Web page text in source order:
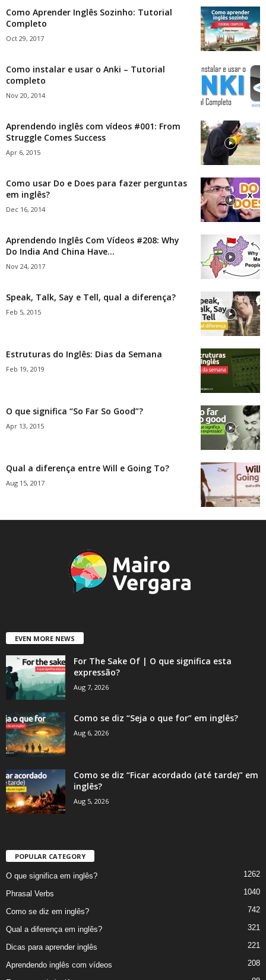
Como Aprender Inglês Sozinho: Tutorial
Completo
Oct 29, 2017
Como instalar e usar o Anki – Tutorial
completo
Nov 20, 2014
Aprendendo inglês com vídeos #001: From
Struggle Comes Success
Apr 6, 2015
Como usar Do e Does para fazer perguntas
em inglês?
Dec 16, 2014
Aprendendo Inglês Com Vídeos #208: Why
Do India And China Have...
Nov 24, 2017
Speak, Talk, Say e Tell, qual a diferença?
Feb 5, 2015
Estruturas do Inglês: Dias da Semana
Feb 19, 2019
O que significa “So Far So Good”?
Apr 13, 2015
Qual a diferença entre Will e Going To?
Aug 15, 2017
EVEN MORE NEWS
For The Sake Of | O que significa esta
expressão?
Aug 7, 2026
Como se diz “Seja o que for” em inglês?
Aug 6, 2026
Como se diz “Ficar acordado (até tarde)” em
inglês?
Aug 5, 2026
POPULAR CATEGORY
O que significa em inglês? 1262
Phrasal Verbs 1040
Como se diz em inglês? 742
Qual a diferença em inglês? 321
Dicas para aprender inglês 221
Aprendendo inglês com vídeos 208